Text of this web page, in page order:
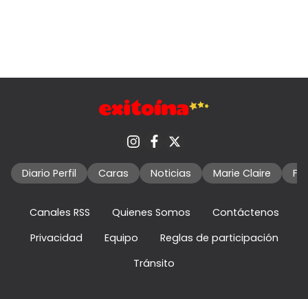
Diario Perfil Caras Noticias Marie Claire
Canales RSS Quienes Somos
Contáctenos
Privacidad
Equipo
Reglas de participación
Tránsito